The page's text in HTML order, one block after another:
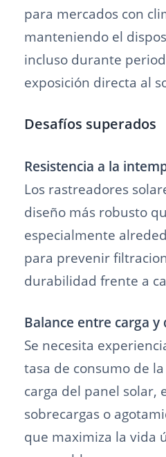
para mercados con
manteniendo el
incluso durante
exposición directa al
Desafíos superados
Resistencia a la
Los rastreadores
diseño más robusto
especialmente
para prevenir
durabilidad frente a
Balance entre carga y
Se necesita
tasa de consumo de
carga del panel solar,
sobrecargas o
que maximiza la vida